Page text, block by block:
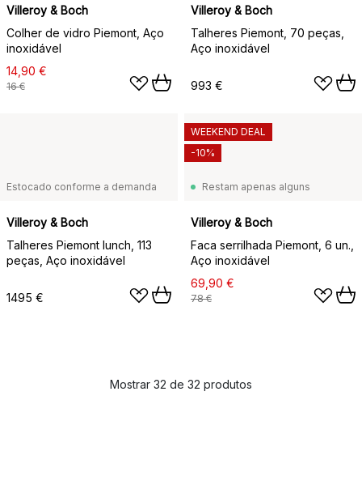
Villeroy & Boch
Colher de vidro Piemont, Aço
inoxidável
14,90 €
16 €
Villeroy & Boch
Talheres Piemont, 70 peças,
Aço inoxidável
993 €
Estocado conforme a demanda
Villeroy & Boch
Talheres Piemont lunch, 113
peças, Aço inoxidável
1495 €
Restam apenas alguns
Villeroy & Boch
Faca serrilhada Piemont, 6 un.,
Aço inoxidável
69,90 €
78 €
WEEKEND DEAL
-10%
Mostrar 32 de 32 produtos